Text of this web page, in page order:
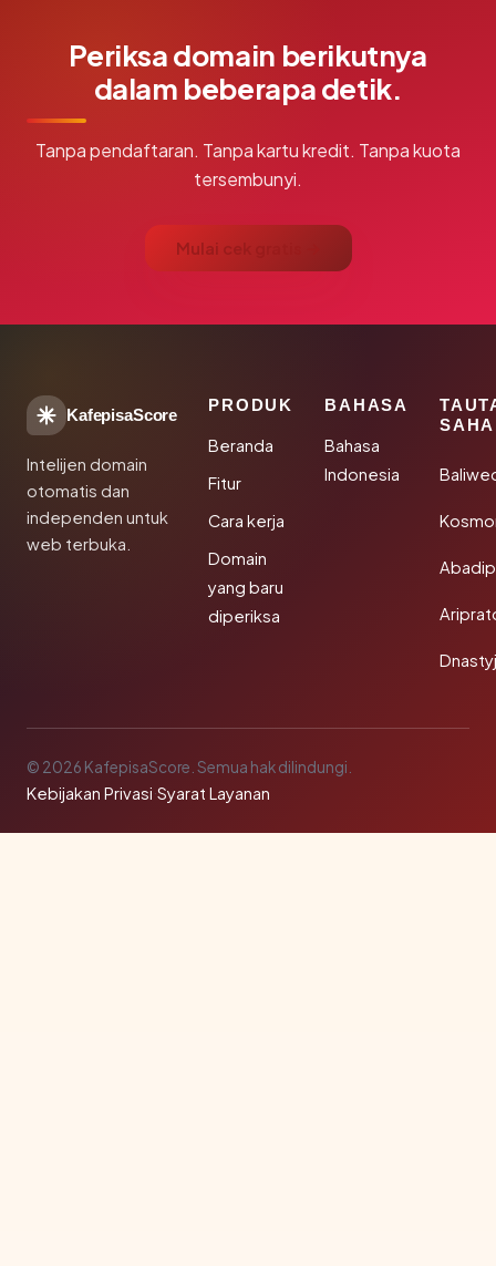
Periksa domain berikutnya
dalam beberapa detik.
Tanpa pendaftaran. Tanpa kartu kredit. Tanpa kuota
tersembunyi.
Mulai cek gratis →
KafepisaScore
Intelijen domain
otomatis dan
independen untuk
web terbuka.
PRODUK
Beranda
Fitur
Cara kerja
Domain
yang baru
diperiksa
BAHASA
Bahasa
Indonesia
© 2026 KafepisaScore. Semua hak dilindungi.
Kebijakan Privasi·Syarat Layanan